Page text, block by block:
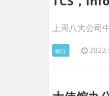
上周八大公司
银行